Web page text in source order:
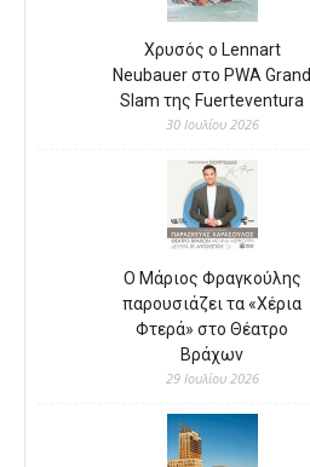
Χρυσός ο Lennart
Neubauer στο PWA Grand
Slam της Fuerteventura
30 Ιουλίου 2026
Ο Μάριος Φραγκούλης
παρουσιάζει τα «Χέρια
Φτερά» στο Θέατρο
Βράχων
29 Ιουλίου 2026